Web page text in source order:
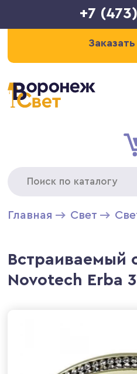
+7
Главная Свет
Встраиваемый
Novotech Erba